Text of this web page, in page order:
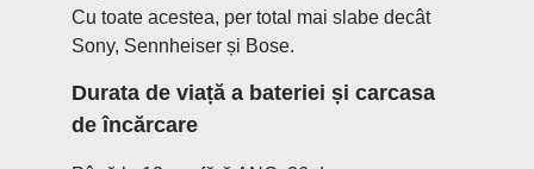
Cu toate acestea, per total mai slabe decât
Sony, Sennheiser și Bose.
Durata de viață a bateriei și carcasa
de încărcare